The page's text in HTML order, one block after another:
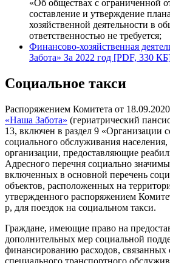
«Об обществах с ограниченной
составление и утверждение
хозяйственной деятельности в
ответственностью не требуется;
Финансово-хозяйственная
Забота» За 2022 год [PDF, 330 КБ]
Социальное такси
Распоряжением Комитета от
«Наша Забота» (гериатрический
13, включен в раздел 9 «Организации
социального обслуживания
организации, предоставляющие
Адресного перечня социально
включенных в основной перечень
объектов, расположенных на
утвержденного распоряжением
р, для поездок на социальном такси.
Граждане, имеющие право на
дополнительных мер социальной
финансированию расходов, связанных